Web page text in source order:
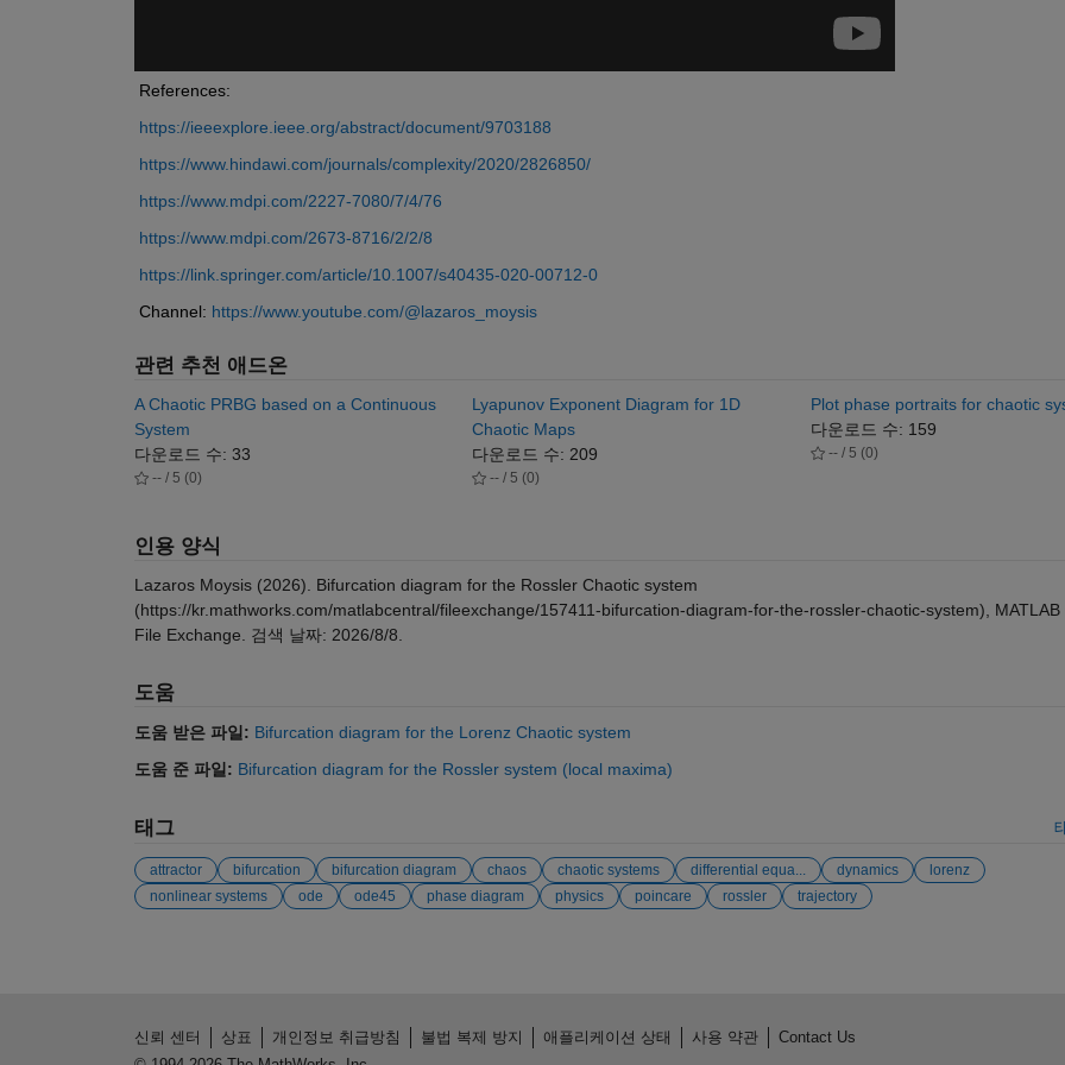
References:
https://ieeexplore.ieee.org/abstract/document/9703188
https://www.hindawi.com/journals/complexity/2020/2826850/
https://www.mdpi.com/2227-7080/7/4/76
https://www.mdpi.com/2673-8716/2/2/8
https://link.springer.com/article/10.1007/s40435-020-00712-0
Channel: https://www.youtube.com/@lazaros_moysis
관련 추천 애드온
A Chaotic PRBG based on a Continuous
System
다운로드 수: 33
-- / 5 (0)
Lyapunov Exponent Diagram for 1D
Chaotic Maps
다운로드 수: 209
-- / 5 (0)
Plot phase portraits for chaotic
다운로드 수: 159
-- / 5 (0)
인용 양식
Lazaros Moysis (2026). Bifurcation diagram for the Rossler Chaotic system
(https://kr.mathworks.com/matlabcentral/fileexchange/157411-bifurcation-diagram-for-the-rossler-chaotic-system), MATLAB
File Exchange. 검색 날짜: 2026/8/8
도움
도움 받은 파일: Bifurcation diagram for the Lorenz Chaotic system
도움 준 파일: Bifurcation diagram for the Rossler system (local maxima)
태그
attractor bifurcation bifurcation diagram chaos chaotic systems differential equa... dynamics
lorenz
nonlinear systems
ode ode45 phase diagram physics poincare rossler trajectory
신뢰 센터 상표 개인정보 취급방침 불법 복제 방지 애플리케이션 상태 사용 약관
Contact Us